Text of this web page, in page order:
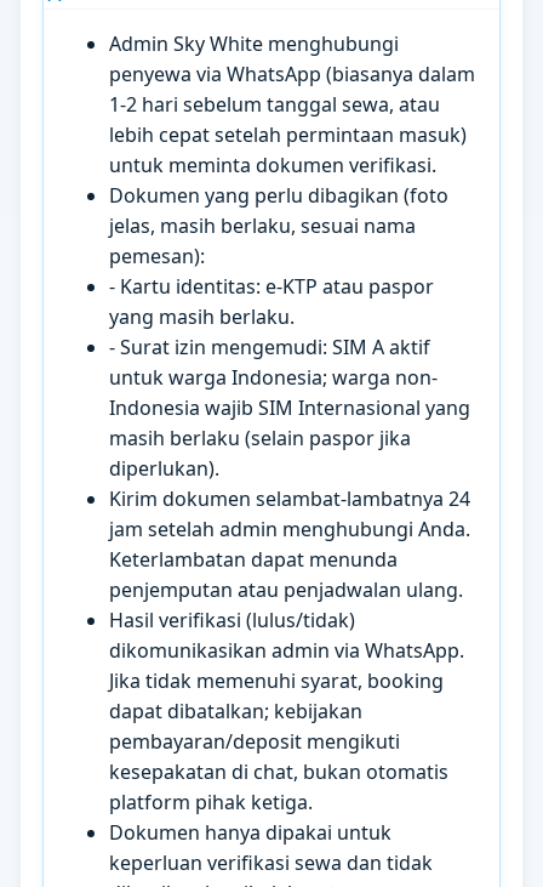
Admin Sky White menghubungi
penyewa via WhatsApp (biasanya dalam
1-2 hari sebelum tanggal sewa, atau
lebih cepat setelah permintaan masuk)
untuk meminta dokumen verifikasi.
Dokumen yang perlu dibagikan (foto
jelas, masih berlaku, sesuai nama
pemesan):
- Kartu identitas: e-KTP atau paspor
yang masih berlaku.
- Surat izin mengemudi: SIM A aktif
untuk warga Indonesia; warga non-
Indonesia wajib SIM Internasional yang
masih berlaku (selain paspor jika
diperlukan).
Kirim dokumen selambat-lambatnya 24
jam setelah admin menghubungi Anda.
Keterlambatan dapat menunda
penjemputan atau penjadwalan ulang.
Hasil verifikasi (lulus/tidak)
dikomunikasikan admin via WhatsApp.
Jika tidak memenuhi syarat, booking
dapat dibatalkan; kebijakan
pembayaran/deposit mengikuti
kesepakatan di chat, bukan otomatis
platform pihak ketiga.
Dokumen hanya dipakai untuk
keperluan verifikasi sewa dan tidak